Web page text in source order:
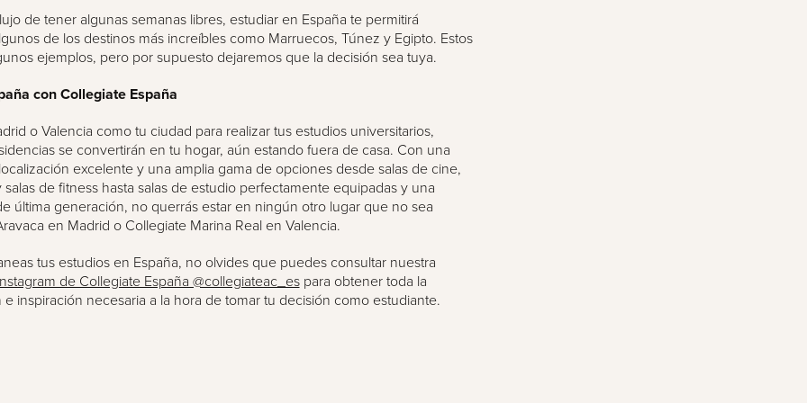
de tener algunas semanas libres, estudiar en España te permitirá
de los destinos más increíbles como Marruecos, Túnez y Egipto. Estos
ejemplos, pero por supuesto dejaremos que la decisión sea tuya.
con Collegiate España
o Valencia como tu ciudad para realizar tus estudios universitarios,
se convertirán en tu hogar, aún estando fuera de casa. Con una
excelente y una amplia gama de opciones desde salas de cine,
salas de fitness hasta salas de estudio perfectamente equipadas y una
última generación, no querrás estar en ningún otro lugar que no sea
en Madrid o Collegiate Marina Real en Valencia.
tus estudios en España, no olvides que puedes consultar nuestra
de Collegiate España @collegiateac_espara obtener toda la
inspiración necesaria a la hora de tomar tu decisión como estudiante.